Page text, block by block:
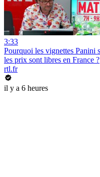
3:33
Pourquoi les vignettes Panini
les prix sont libres en France ?
rtl.fr
il y a 6 heures